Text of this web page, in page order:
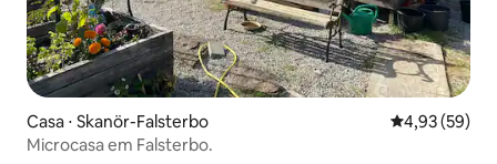
Casa ⋅ Skanör-Falsterbo 4,93 de uma
4,93 (59)
Microcasa em Falsterbo.